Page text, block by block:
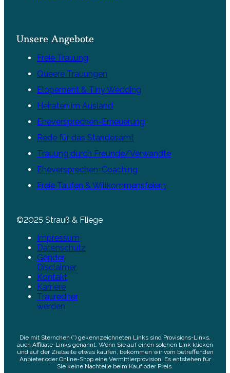
Unsere Angebote
Freie Trauung
Queere Trauungen
Elopement & Tiny Wedding
Heiraten im Ausland
Eheversprechen-Erneuerung
Rede für das Standesamt
Trauung durch Freunde/Verwandte
Eheversprechen-Coaching
Freie Taufen & Willkommensfeiern
©2025 Strauß & Fliege
Impressum
Datenschutz
Gender
Disclaimer
Kontakt
Karriere
Trauredner
werden
Die mit Sternchen (*) gekennzeichneten Links sind Provisions-Links,
auch Affiliate-Links genannt. Wenn Sie auf einen solchen Link klicken
und auf der Zielseite etwas kaufen, bekommen wir vom betreffenden
Anbieter oder Online-Shop eine Vermittlerprovision. Es entstehen für
Sie keine Nachteile beim Kauf oder Preis.